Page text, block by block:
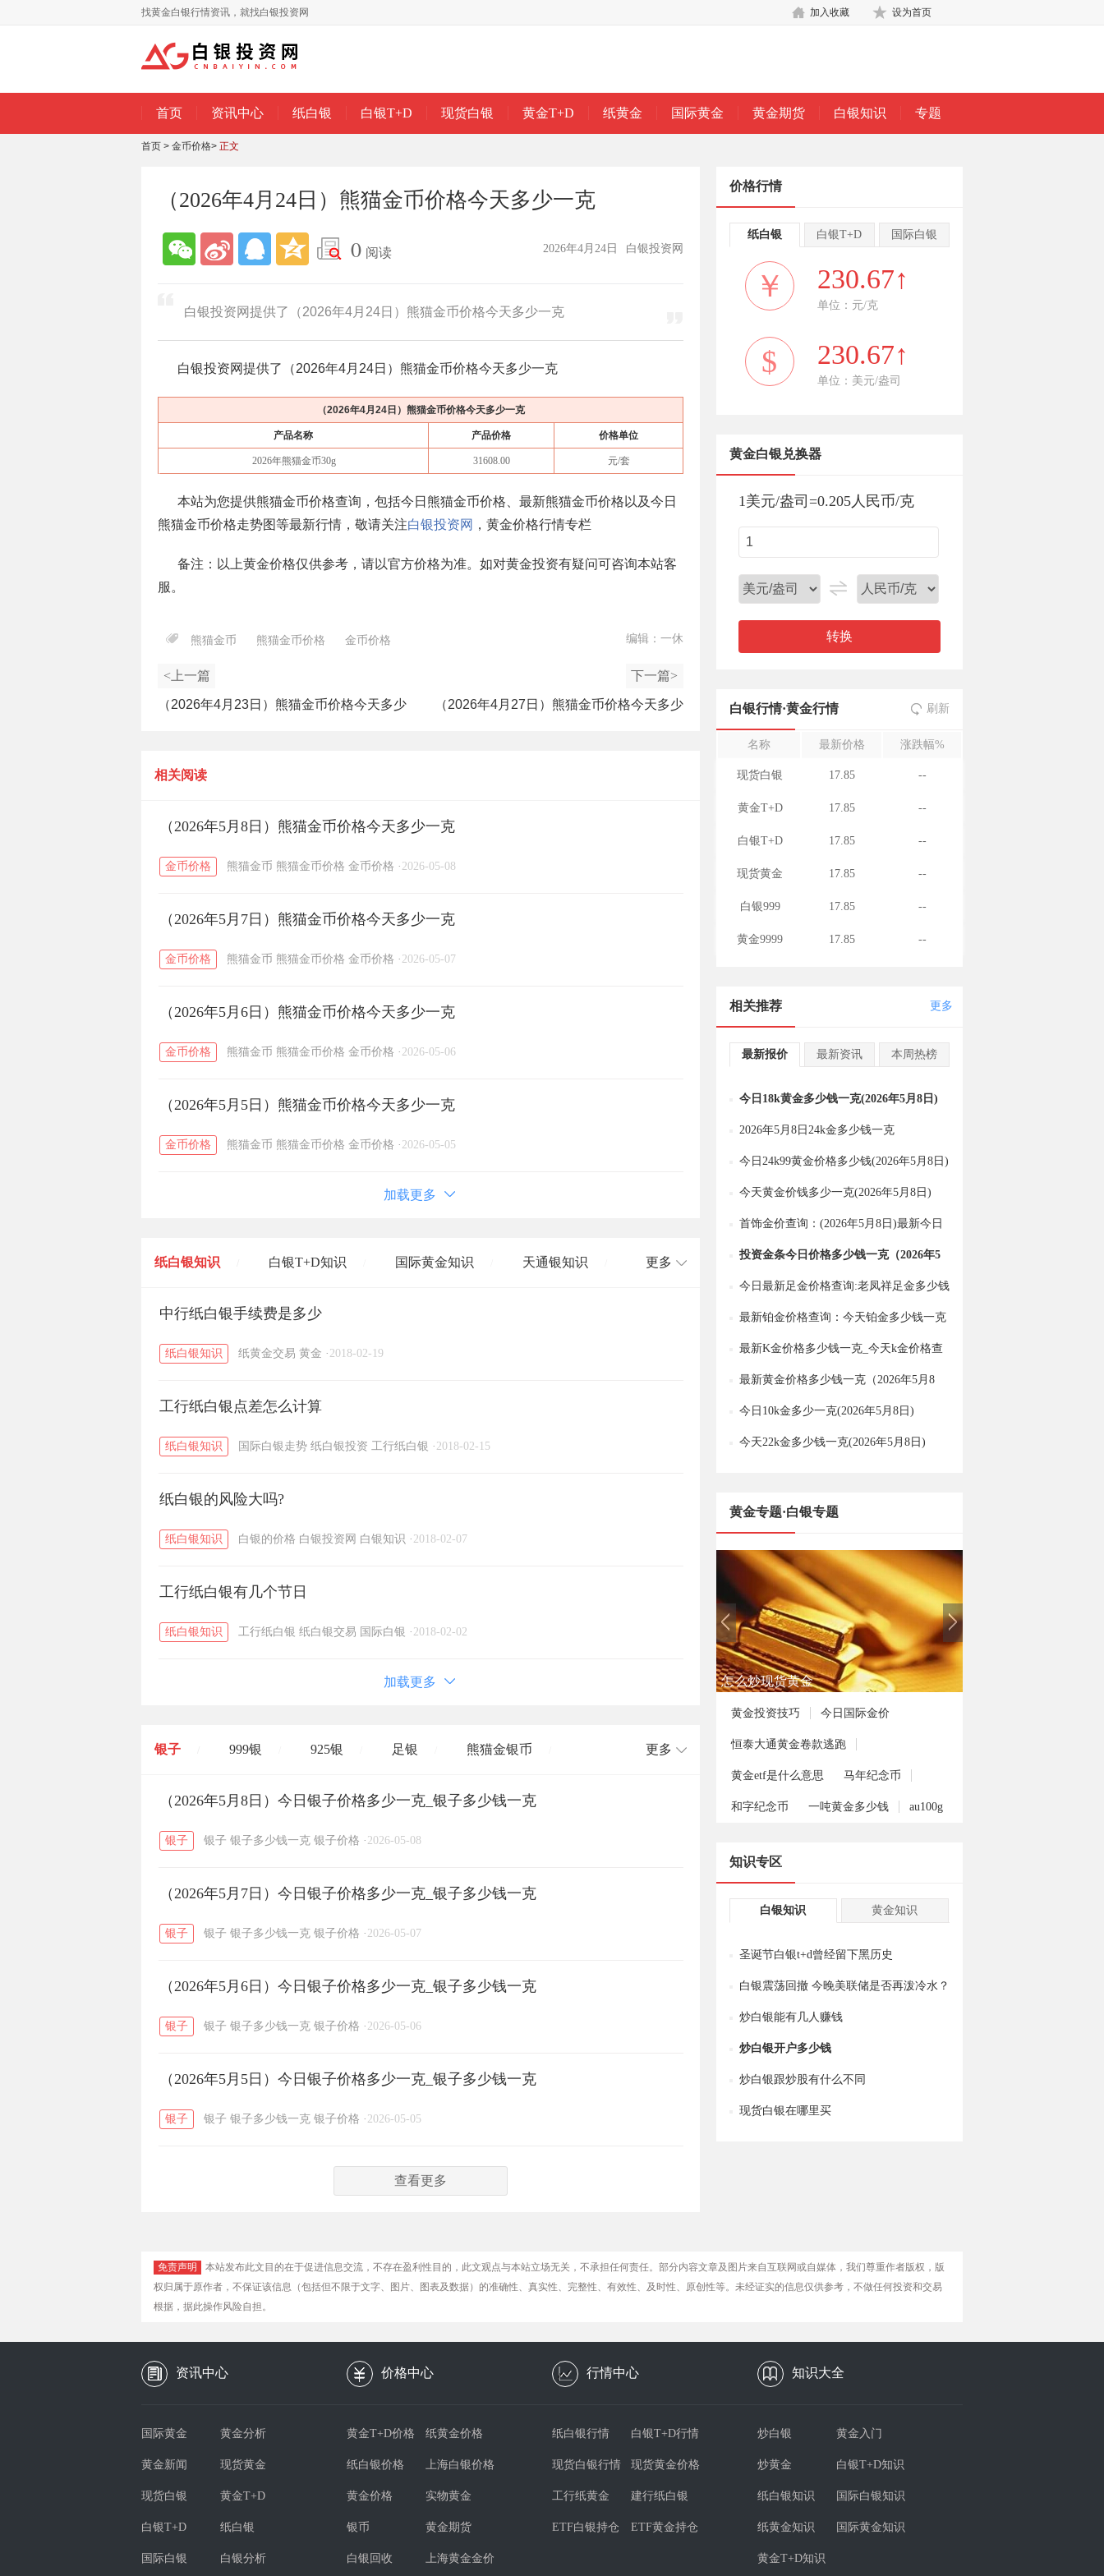
找黄金白银行情资讯，就找白银投资网 设为首页
加入收藏
首页 资讯中心 纸白银 白银T+D 现货白银 黄金T+D 纸黄金 国际黄金 黄金期货 白银知识 专题
首页 > 金币价格> 正文
（2026年4月24日）熊猫金币价格今天多少一克
0 阅读 白银投资网
2026年4月24日
白银投资网提供了（2026年4月24日）熊猫金币价格今天多少一克
白银投资网提供了（2026年4月24日 ）熊猫金币价格今天多少一克
（2026年4月24日 ）熊猫金币价格今天多少一克
产品名称 产品价格 价格单位
2026年熊猫金币30g 31608.00 元/套
本站为您提供熊猫金币价格查询，包括今日熊猫金币价格、最新熊猫金币价格以及今日
熊猫金币价格走势图等最新行情，敬请关注白银投资网 ，黄金价格行情专栏
备注：以上黄金价格仅供参考，请以官方价格为准。如对黄金投资有疑问可咨询本站客
服。
熊猫金币 熊猫金币价格 金币价格 编辑：一休
<上一篇
（2026年4月23日）熊猫金币价格今天多少
下一篇>
（2026年4月27日）熊猫金币价格今天多少
相关阅读
（2026年5月8日）熊猫金币价格今天多少一克
金币价格 熊猫金币 熊猫金币价格 金币价格 · 2026-05-08
（2026年5月7日）熊猫金币价格今天多少一克
金币价格 熊猫金币 熊猫金币价格 金币价格 · 2026-05-07
（2026年5月6日）熊猫金币价格今天多少一克
金币价格 熊猫金币 熊猫金币价格 金币价格 · 2026-05-06
（2026年5月5日）熊猫金币价格今天多少一克
金币价格 熊猫金币 熊猫金币价格 金币价格 · 2026-05-05
加载更多
纸白银知识 白银T+D知识 国际黄金知识 天通银知识
黄金T+D知识 / 粤贵银知识
更多
中行纸白银手续费是多少
纸白银知识 纸黄金交易 黄金 · 2018-02-19
工行纸白银点差怎么计算
纸白银知识 国际白银走势 纸白银投资 工行纸白银 · 2018-02-15
纸白银的风险大吗?
纸白银知识 白银的价格 白银投资网 白银知识 · 2018-02-07
工行纸白银有几个节日
纸白银知识 工行纸白银 纸白银交易 国际白银 · 2018-02-02
加载更多
银子 999银 925银 足银 熊猫金银币
开国纪念币 大清银币 / 长城币 / 老凤祥
菜百 周生生 周大生
六福 / 金至尊 / 潮宏基 / 亚一金店 黄金
更多
（2026年5月8日）今日银子价格多少一克_银子多少钱一克
银子 银子 银子多少钱一克 银子价格 · 2026-05-08
（2026年5月7日）今日银子价格多少一克_银子多少钱一克
银子 银子 银子多少钱一克 银子价格 · 2026-05-07
（2026年5月6日）今日银子价格多少一克_银子多少钱一克
银子 银子 银子多少钱一克 银子价格 · 2026-05-06
（2026年5月5日）今日银子价格多少一克_银子多少钱一克
银子 银子 银子多少钱一克 银子价格 · 2026-05-05
查看更多
价格行情
纸白银 白银T+D 国际白银
￥ 230.67↑
单位：元/克
$ 230.67↑
单位：美元/盎司
黄金白银兑换器
1美元/盎司 =0.205人民币/克
转换
白银行情·黄金行情 刷新
名称 最新价格 涨跌幅%
现货白银 17.85 --
黄金T+D 17.85 --
白银T+D 17.85 --
现货黄金 17.85 --
白银999 17.85 --
黄金9999 17.85 --
相关推荐 更多
最新报价 最新资讯 本周热榜
今日18k黄金多少钱一克(2026年5月8日)
2026年5月8日24k金多少钱一克
今日24k99黄金价格多少钱(2026年5月8日)
今天黄金价钱多少一克(2026年5月8日)
首饰金价查询：(2026年5月8日)最新今日
金价多少一克？
投资金条今日价格多少钱一克（2026年5
月8日）
今日最新足金价格查询:老凤祥足金多少钱
一克（2026年5月8日）
最新铂金价格查询：今天铂金多少钱一克
（2026年5月8日）
最新K金价格多少钱一克_今天k金价格查
询（2026年5月8日）
最新黄金价格多少钱一克（2026年5月8
日）
今日10k金多少一克(2026年5月8日)
今天22k金多少钱一克(2026年5月8日)
黄金专题·白银专题
怎么炒现货黄金
黄金投资技巧 今日国际金价
恒泰大通黄金卷款逃跑
黄金etf是什么意思 马年纪念币
和字纪念币 一吨黄金多少钱 au100g
知识专区
白银知识 黄金知识
圣诞节白银t+d曾经留下黑历史
白银震荡回撤 今晚美联储是否再泼冷水？
炒白银能有几人赚钱
炒白银开户多少钱
炒白银跟炒股有什么不同
现货白银在哪里买
免责声明
本站发布此文目的在于促进信息交流，不存在盈利性目的，此文观点与本站立场无关，不承担任何责任。部分内容文章及图片来自互联网或自媒体，我们尊重作者版权，版
权归属于原作者，不保证该信息（包括但不限于文字、图片、图表及数据）的准确性、真实性、完整性、有效性、及时性、原创性等。未经证实的信息仅供参考，不做任何投资和交易
根据，据此操作风险自担。
资讯中心 价格中心 行情中心 知识大全
国际黄金 黄金分析
黄金新闻 现货黄金
现货白银 黄金T+D
白银T+D 纸白银
国际白银 白银分析
黄金T+D价格 纸黄金价格
纸白银价格 上海白银价格
黄金价格 实物黄金
银币 黄金期货
白银回收 上海黄金金价
纸白银行情 白银T+D行情
现货白银行情 现货黄金价格
工行纸黄金 建行纸白银
ETF白银持仓 ETF黄金持仓
炒白银 黄金入门
炒黄金 白银T+D知识
纸白银知识 国际白银知识
纸黄金知识 国际黄金知识
黄金T+D知识